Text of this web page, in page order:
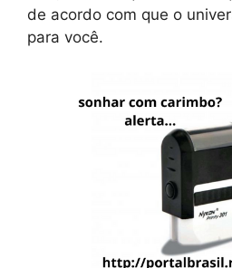
de acordo com que o
para você.